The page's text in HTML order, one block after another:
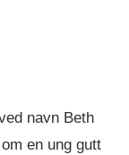
navn Beth
en ung gutt